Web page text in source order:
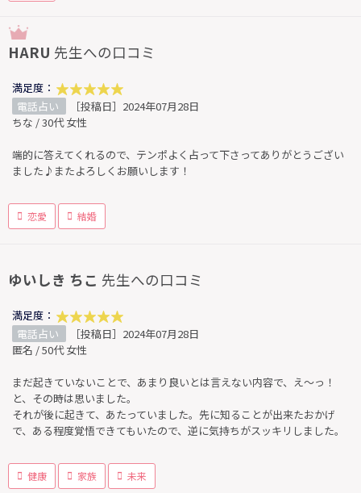
HARU 先生への口コミ
満足度：
電話占い
［投稿日］2024年07月28日
ちな / 30代 女性
端的に答えてくれるので、テンポよく占って下さってありがとうござい
ました♪またよろしくお願いします！
恋愛 結婚
ゆいしき ちこ 先生への口コミ
満足度：
電話占い
［投稿日］2024年07月28日
匿名 / 50代 女性
まだ起きていないことで、あまり良いとは言えない内容で、え～っ！
と、その時は思いました。
それが後に起きて、あたっていました。先に知ることが出来たおかげ
で、ある程度覚悟できてもいたので、逆に気持ちがスッキリしました。
健康 家族 未来